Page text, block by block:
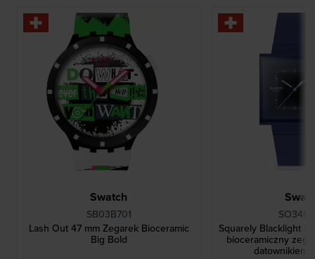
Swatch
SB03B701
Lash Out 47 mm Zegarek Bioceramic
Big Bold
Squarely Blacklight
bioceramiczny
datownikiem